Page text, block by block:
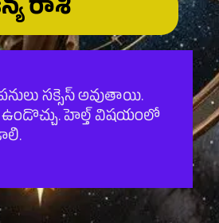
సక్సెస్ అవుతాయి.
హెల్త్ విషయంలో
రాశి